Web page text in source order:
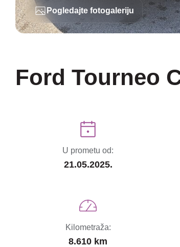
Pogledajte fotogaleriju
Ford Tourneo
U prometu od:
21.05.2025.
Kilometraža:
8.610 km